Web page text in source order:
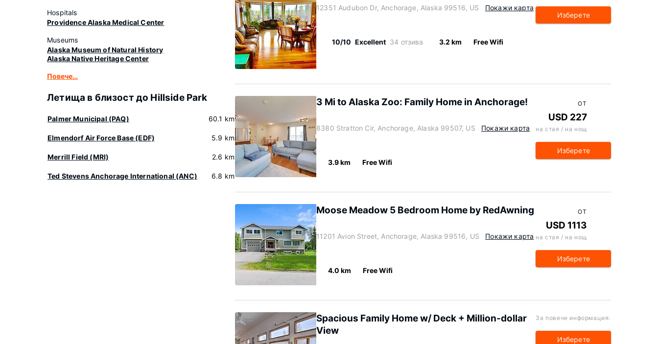
Hospitals
Providence Alaska Medical Center
Museums
Alaska Museum of Natural History
Alaska Native Heritage Center
Повече…
Летища в близост до Hillside Park
Palmer Municipal (PAQ) 60.1 km
Elmendorf Air Force Base (EDF) 5.9 km
Merrill Field (MRI) 2.6 km
Ted Stevens Anchorage International (ANC) 6.8 km
12351 Audubon Dr, Anchorage, Alaska 99516, US Покажи карта
10/10 Excellent 34 отзива 3.2 km Free Wifi
Изберете
3 Mi to Alaska Zoo: Family Home in Anchorage!
8380 Stratton Cir, Anchorage, Alaska 99507, US Покажи карта
3.9 km Free Wifi
ОТ
USD 227
на стая / на нощ
Изберете
Moose Meadow 5 Bedroom Home by RedAwning
11201 Avion Street, Anchorage, Alaska 99516, US Покажи карта
4.0 km Free Wifi
ОТ
USD 1113
на стая / на нощ
Изберете
Spacious Family Home w/ Deck + Million-dollar
View
За повече информация:
Изберете